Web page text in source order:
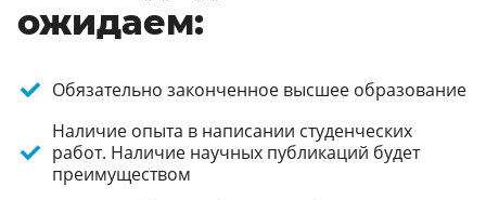
ожидаем:
Обязательно законченное высшее образование
Наличие опыта в написании студенческих
работ. Наличие научных публикаций будет
преимуществом